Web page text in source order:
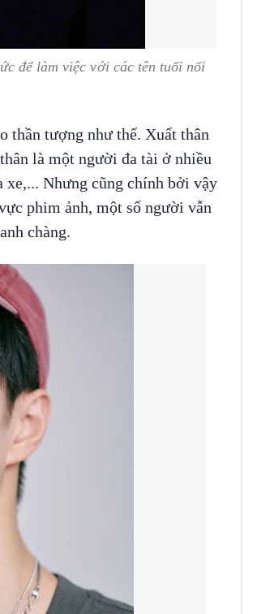
để làm việc với các tên tuổi nổi
thần tượng như thế. Xuất thân
là một người đa tài ở nhiều
Nhưng cũng chính bởi vậy
phim ảnh, một số người vẫn
chàng.